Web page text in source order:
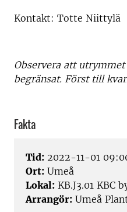
Kontakt: Totte Niittylä
Observera att
begränsat. Först till
Fakta
Tid: 2022-11-01
Ort: Umeå
Lokal: KB.J3.01 KBC
Arrangör: Umeå